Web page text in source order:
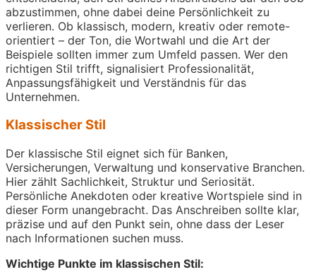
abzustimmen, ohne dabei deine Persönlichkeit zu
verlieren. Ob klassisch, modern, kreativ oder remote-
orientiert – der Ton, die Wortwahl und die Art der
Beispiele sollten immer zum Umfeld passen. Wer den
richtigen Stil trifft, signalisiert Professionalität,
Anpassungsfähigkeit und Verständnis für das
Unternehmen.
Klassischer Stil
Der klassische Stil eignet sich für Banken,
Versicherungen, Verwaltung und konservative Branchen.
Hier zählt Sachlichkeit, Struktur und Seriosität.
Persönliche Anekdoten oder kreative Wortspiele sind in
dieser Form unangebracht. Das Anschreiben sollte klar,
präzise und auf den Punkt sein, ohne dass der Leser
nach Informationen suchen muss.
Wichtige Punkte im klassischen Stil: